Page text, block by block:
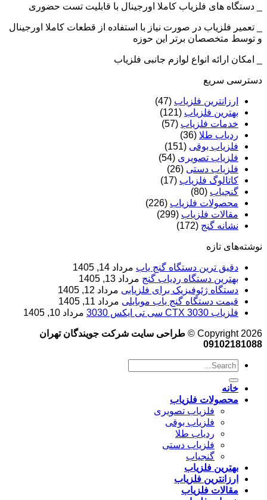
_ دستگاه های فلزیاب کاملا اورجینال با قابلیت تست حضوری
_ تعمیر فلزیاب در صورت نیاز با استفاده از قطعات کاملا اورجینال
و توسط متخصصان برتر این حوزه
_ امکان ارائه انواع لوازم جانبی فلزیاب
دسترسی سریع
ارزانترین فلزیاب (47)
بهترین فلزیاب (121)
خدمات فلزیاب (57)
ردیاب طلا (36)
فلزیاب بوقی (151)
فلزیاب تصویری (54)
فلزیاب دستی (26)
کاتالوگ فلزیاب (17)
گنجیاب (80)
محصولات فلزیاب (226)
مقالات فلزیاب (299)
نشانه گنج (172)
نوشته‌های تازه
دقیق ترین دستگاه گنج یاب مرداد 14, 1405
بهترین دستگاه ردیاب گنج مرداد 13, 1405
دستگاه ژئوفیزیک برای فلزیابی مرداد 12, 1405
قیمت دستگاه گنج یاب موبایلی مرداد 11, 1405
فلزیاب CTX 3030 سی تی ایکس 3030
مرداد 10, 1405
Copyright 2026 ©
طراحی سایت شرکت جویندگان تهران
09102181088
خانه
محصولات فلزیاب
فلزیاب تصویری
فلزیاب بوقی
ردیاب طلا
فلزیاب دستی
گنجیاب
بهترین فلزیاب
ارزانترین فلزیاب
مقالات فلزیاب